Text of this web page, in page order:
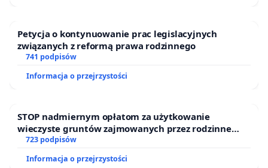
godne dofinansowanie nauki jest dla Ciebie ważne.”
Prosimy o rozpropagowanie tego apelu wśród
współpracujących z Wami badaczy i badaczek, firm,
Nauka to polska racja stanu!
[English version in the Announcement --
> Ogłoszenia]
Petycja o kontynuowanie prac legislacyjnych
związanych z reformą prawa rodzinnego
741 podpisów
Informacja o przejrzystości
STOP nadmiernym opłatom za użytkowanie
wieczyste gruntów zajmowanych przez rodzinne
ogrody działkowe.
723 podpisów
Informacja o przejrzystości